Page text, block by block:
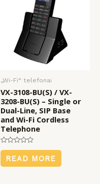
„Wi-Fi“ telefonai
VX-3108-BU(S) / VX-
3208-BU(S) – Single or
Dual-Line, SIP Base
and Wi-Fi Cordless
Telephone
Rated
out
of
READ MORE